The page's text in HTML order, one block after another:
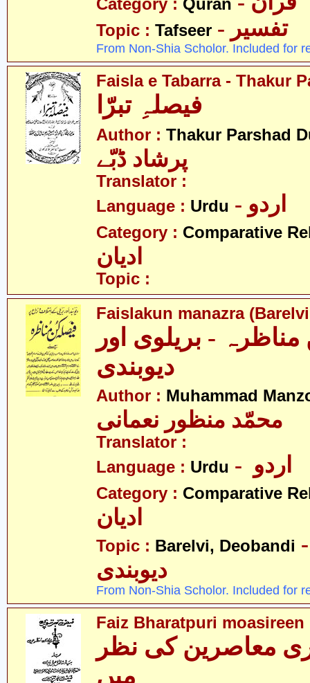
Category : Quran
Topic : Tafseer - تفسیر
From Non-Shia Scholor. Included for
Faisla e Tabarra - Thakur
فیصلہِ تبرّا
Author : Thakur Parshad
پرشاد ڈبّے
Translator :
Language : Urdu - اردو
Category : Comparative
ادیان
Topic :
Faislakun manazra
- بریلوی اور
دیوبندی
Author : Muhammad
محمّد منظور نعمانی
Translator :
Language : Urdu
Category : Comparative
ادیان
Topic : Barelvi, Deobandi /
دیوبندی
From Non-Shia Scholor. Included for
Faiz Bharatpuri moasireen
معاصرین کی نظر
میں